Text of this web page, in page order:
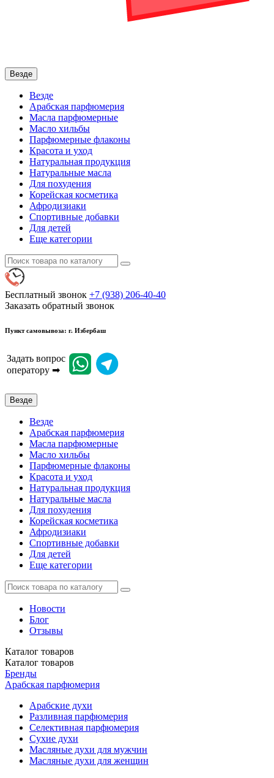
Везде
Везде
Арабская парфюмерия
Масла парфюмерные
Масло хильбы
Парфюмерные флаконы
Красота и уход
Натуральная продукция
Натуральные масла
Для похудения
Корейская косметика
Афродизиаки
Спортивные добавки
Для детей
Еще категории
Бесплатный звонок +7 (938) 206-40-40
Заказать обратный звонок
Пункт самовывоза: г. Избербаш
Задать вопрос
оператору ➡
Везде
Везде
Арабская парфюмерия
Масла парфюмерные
Масло хильбы
Парфюмерные флаконы
Красота и уход
Натуральная продукция
Натуральные масла
Для похудения
Корейская косметика
Афродизиаки
Спортивные добавки
Для детей
Еще категории
Новости
Блог
Отзывы
Каталог товаров
Каталог товаров
Бренды
Арабская парфюмерия
Арабские духи
Разливная парфюмерия
Селективная парфюмерия
Сухие духи
Масляные духи для мужчин
Масляные духи для женщин